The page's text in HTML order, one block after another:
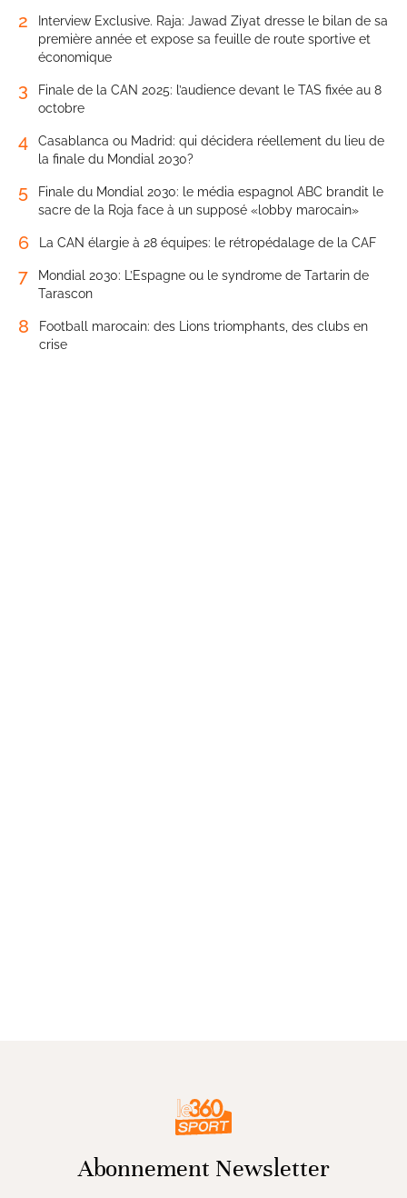
2
Interview Exclusive. Raja: Jawad Ziyat dresse le bilan de sa
première année et expose sa feuille de route sportive et
économique
3
Finale de la CAN 2025: l’audience devant le TAS fixée au 8
octobre
4
Casablanca ou Madrid: qui décidera réellement du lieu de
la finale du Mondial 2030?
5
Finale du Mondial 2030: le média espagnol ABC brandit le
sacre de la Roja face à un supposé «lobby marocain»
6 La CAN élargie à 28 équipes: le rétropédalage de la CAF
7
Mondial 2030: L’Espagne ou le syndrome de Tartarin de
Tarascon
8
Football marocain: des Lions triomphants, des clubs en
crise
Abonnement Newsletter